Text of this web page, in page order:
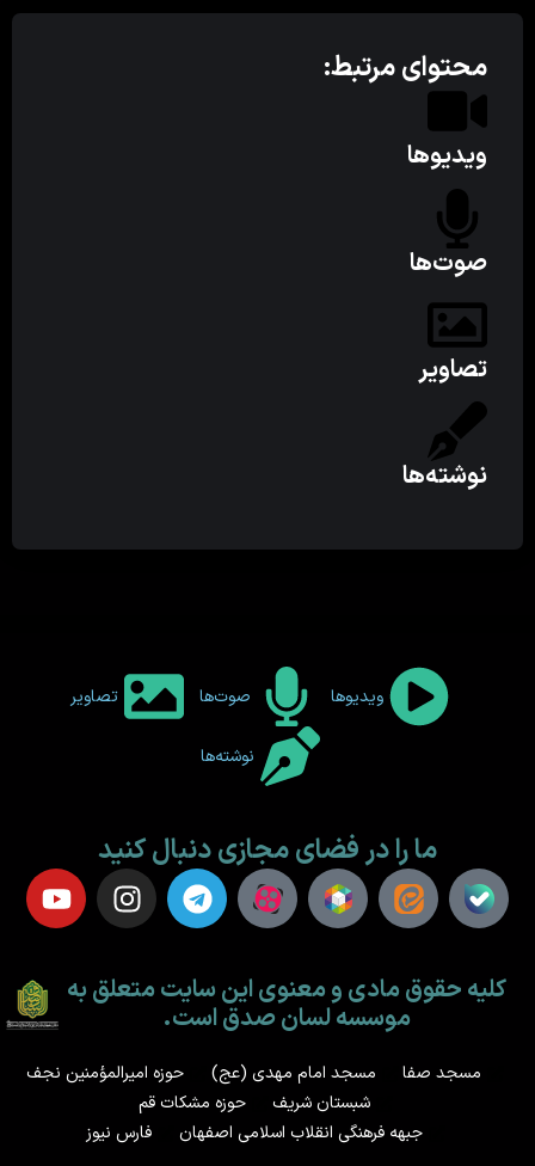
محتوای مرتبط:
ویدیوها
صوت‌ها
تصاویر
نوشته‌ها
ویدیوها صوت‌ها تصاویر
نوشته‌ها
ما را در فضای مجازی دنبال کنید
کلیه حقوق مادی و معنوی این سایت متعلق به
موسسه لسان صدق است.
مسجد صفا مسجد امام مهدی (عج)
حوزه امیرالمؤمنین نجف
شبستان شریف
حوزه مشکات قم
جبهه فرهنگی انقلاب اسلامی اصفهان
فارس نیوز